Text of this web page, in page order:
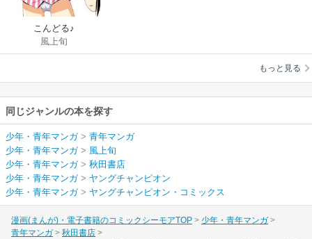
こんどる♪
風上旬
もっと見る
同じジャンルの本を探す
少年・青年マンガ> 青年マンガ
少年・青年マンガ> 風上旬
少年・青年マンガ> 秋田書店
少年・青年マンガ> ヤングチャンピオン
少年・青年マンガ> ヤングチャンピオン・コミックス
漫画(まんが)・電子書籍のコミックシーモアTOP
少年・青年マンガ
青年マンガ
秋田書店